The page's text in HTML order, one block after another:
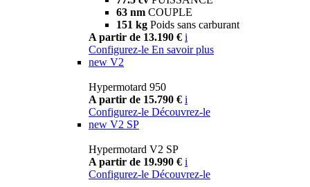
63 nm COUPLE
151 kg Poids sans carburant
A partir de 13.190 € i
Configurez-le En savoir plus
new V2
Hypermotard 950
A partir de 15.790 € i
Configurez-le Découvrez-le
new V2 SP
Hypermotard V2 SP
A partir de 19.990 € i
Configurez-le Découvrez-le